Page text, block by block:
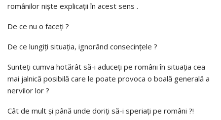
românilor nişte explicaţii în acest sens .
De ce nu o faceţi ?
De ce lungiţi situaţia, ignorând consecinţele ?
Sunteţi cumva hotărât să-i aduceţi pe români în situaţia cea
mai jalnică posibilă care le poate provoca o boală generală a
nervilor lor ?
Cât de mult şi până unde doriţi să-i speriaţi pe români ?!